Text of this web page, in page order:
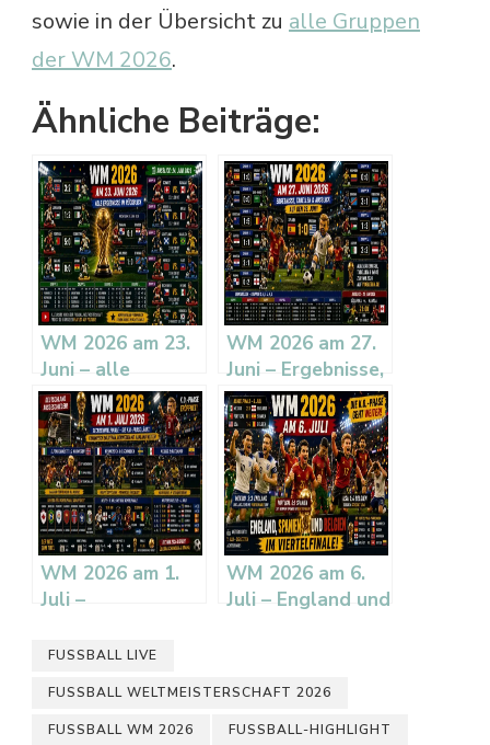
sowie in der Übersicht zu alle Gruppen
der WM 2026.
Ähnliche Beiträge:
WM 2026 am 23.
Juni – alle
Ergebnisse im
Rückblick
WM 2026 am 27.
Juni – Ergebnisse,
Tabellen und
Ausblick auf den
28. Juni
WM 2026 am 1.
Juli –
Frankreich
Norwegen mit
Haaland weiter
WM 2026 am 6.
Juli – England und
USA
FUSSBALL LIVE
FUSSBALL WELTMEISTERSCHAFT 2026
FUSSBALL WM 2026 FUSSBALL-HIGHLIGHT